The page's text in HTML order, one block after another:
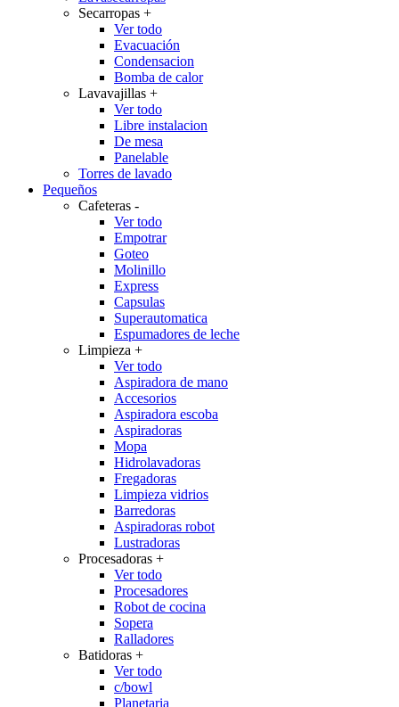
Secarropas +
Ver todo
Evacuación
Condensacion
Bomba de calor
Lavavajillas +
Ver todo
Libre instalacion
De mesa
Panelable
Torres de lavado
Pequeños
Cafeteras -
Ver todo
Empotrar
Goteo
Molinillo
Express
Capsulas
Superautomatica
Espumadores de leche
Limpieza +
Ver todo
Aspiradora de mano
Accesorios
Aspiradora escoba
Aspiradoras
Mopa
Hidrolavadoras
Fregadoras
Limpieza vidrios
Barredoras
Aspiradoras robot
Lustradoras
Procesadoras +
Ver todo
Procesadores
Robot de cocina
Sopera
Ralladores
Batidoras +
Ver todo
c/bowl
Planetaria